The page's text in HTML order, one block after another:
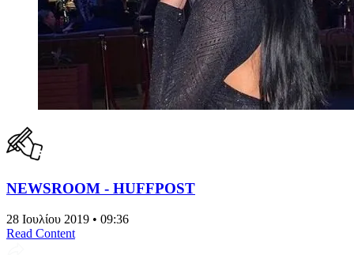
NEWSROOM - HUFFPOST
28 Ιουλίου 2019 • 09:36
Read Content